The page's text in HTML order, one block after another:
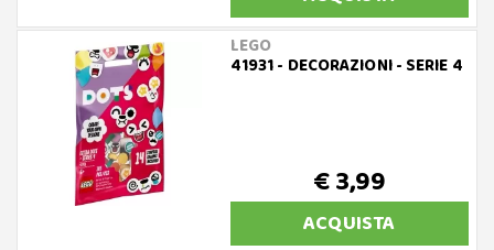
LEGO
41931 - DECORAZIONI - SERIE 4
€ 3,99
ACQUISTA